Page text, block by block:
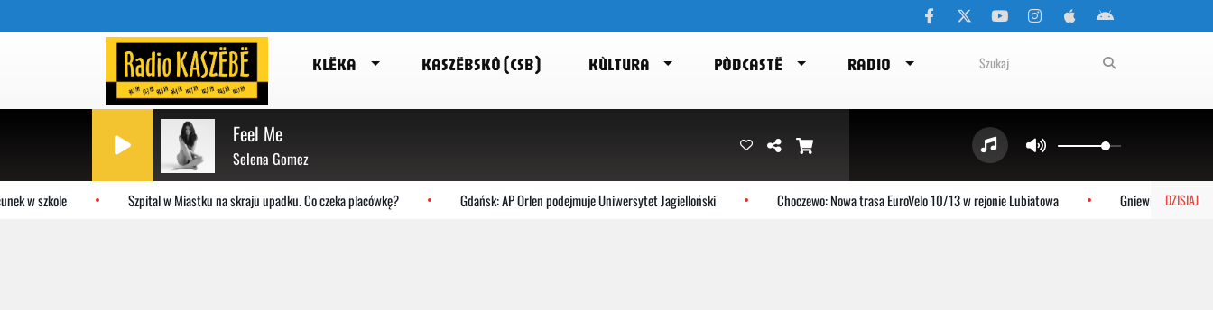
KLËKA KASZËBSKÔ (CSB) KÙLTURA PÒDCASTË RADIO
Feel Me
Selena Gomez
DZISIAJ
szkole Szpital w Miastku na skraju upadku. Co czeka placówkę? Gdańsk: AP Orlen podejmuje Uniwersytet Jagielloński Choczewo: Nowa trasa EuroVelo 10/13 w rejonie Lubiatowa Gniewino: Stolem